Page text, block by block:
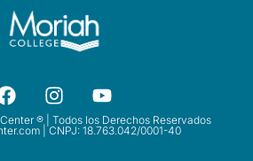
® | Todos los Derechos Reservados
| CNPJ: 18.763.042/0001-40